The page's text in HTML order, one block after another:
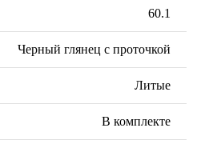
60.1
Черный глянец с проточкой
Литые
В комплекте